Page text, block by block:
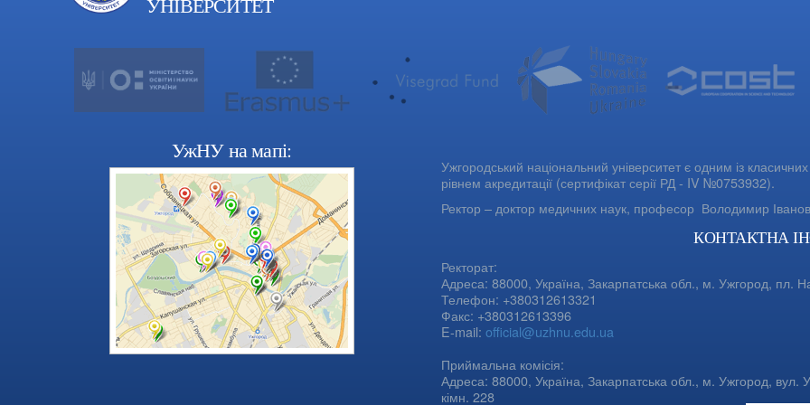
УНІВЕРСИТЕТ
УжНУ на мапі:
Ужгородський національний університет є одним із
рівнем акредитації (сертифікат серії РД - IV №0753932).
Ректор – доктор медичних наук, професор Володимир
КОНТАКТНА
Ректорат:
Адреса: 88000, Україна, Закарпатська обл., м. Ужгород, пл.
Телефон: +380312613321
Факс: +380312613396
E-mail: official@uzhnu.edu.ua
Приймальна комісія:
Адреса: 88000, Україна, Закарпатська обл., м. Ужгород, вул.
кімн. 228